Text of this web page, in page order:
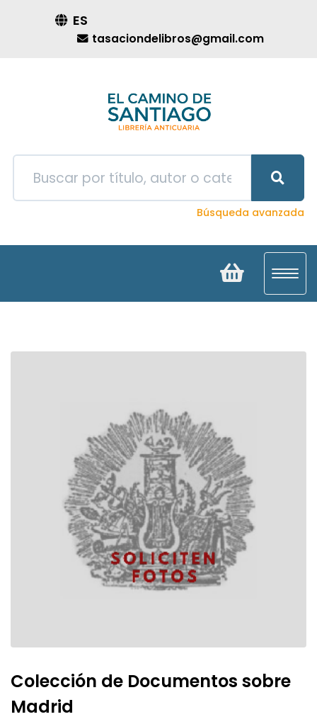
ES
tasaciondelibros@gmail.com
Búsqueda avanzada
Colección de Documentos sobre
Madrid